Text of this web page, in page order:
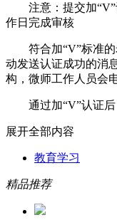
注意：提交加
作日完成审核
符合加“V”标准
动发送认证成功的消
构，微师工作人员会
通过加“V”认证
展开全部内容
教育学习
精品推荐